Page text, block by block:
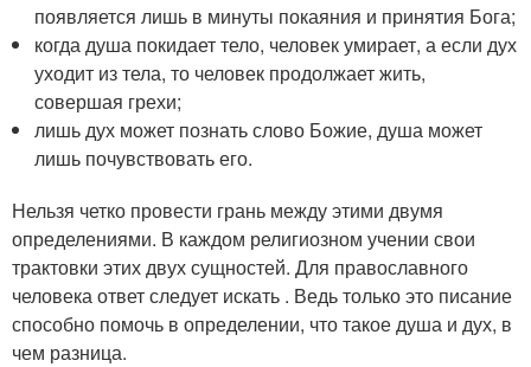
появляется лишь в минуты покаяния и принятия Бога;
когда душа покидает тело, человек умирает, а если дух
уходит из тела, то человек продолжает жить,
совершая грехи;
лишь дух может познать слово Божие, душа может
лишь почувствовать его.
Нельзя четко провести грань между этими двумя
определениями. В каждом религиозном учении свои
трактовки этих двух сущностей. Для православного
человека ответ следует искать . Ведь только это писание
способно помочь в определении, что такое душа и дух, в
чем разница.